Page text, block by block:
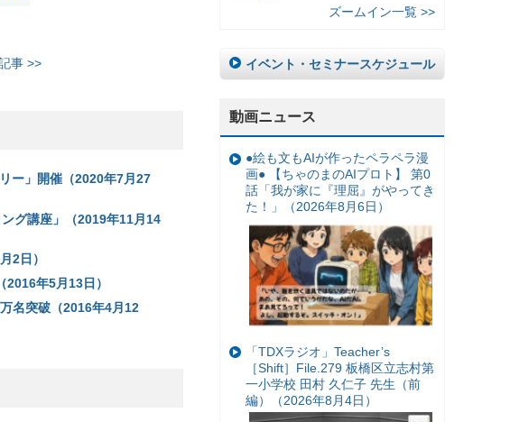
事 >>
ー」開催（2020年7月27
グ講座」（2019年11月14
2日）
年5月13日）
名突破（2016年4月12
ズームイン一覧 >>
イベント・セミナースケジュール
動画ニュース
●絵も文もAIが作ったペラペラ漫
画● 【ちゃのまのAIプロト】 第0
話「我が家に『理屈』がやってき
た！」（2026年8月6日）
「TDXラジオ」Teacher’s
［Shift］File.279 板橋区立志村第
一小学校 田村 久仁子 先生（前
編）（2026年8月4日）